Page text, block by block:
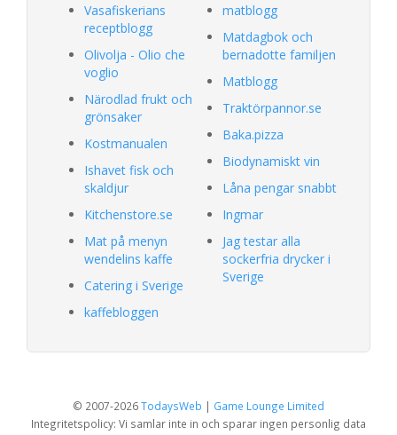
Vasafiskerians
receptblogg
Olivolja - Olio che
voglio
Närodlad frukt och
grönsaker
Kostmanualen
Ishavet fisk och
skaldjur
Kitchenstore.se
Mat på menyn
wendelins kaffe
Catering i Sverige
kaffebloggen
matblogg
Matdagbok och
bernadotte familjen
Matblogg
Traktörpannor.se
Baka.pizza
Biodynamiskt vin
Låna pengar snabbt
Ingmar
Jag testar alla
sockerfria drycker i
Sverige
© 2007-2026TodaysWeb | Game Lounge Limited
Integritetspolicy: Vi samlar inte in och sparar ingen personlig data